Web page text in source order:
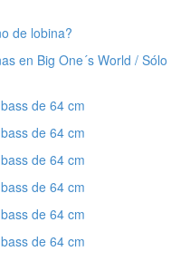
de lobina?
en Big One´s World / Sólo
de 64 cm
de 64 cm
de 64 cm
de 64 cm
de 64 cm
de 64 cm